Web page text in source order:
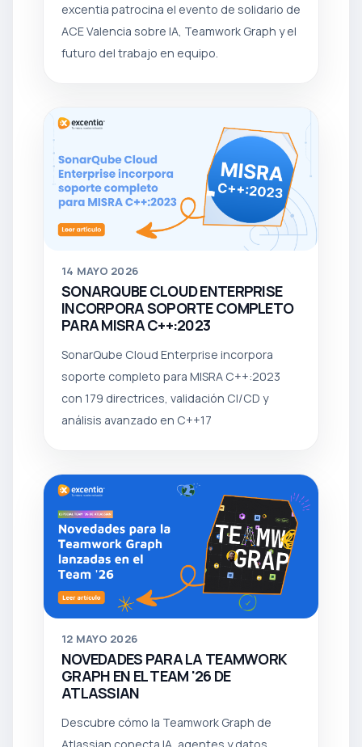
excentia patrocina el evento de solidario de
ACE Valencia sobre IA, Teamwork Graph y el
futuro del trabajo en equipo.
14 MAYO 2026
SONARQUBE CLOUD ENTERPRISE
INCORPORA SOPORTE COMPLETO
PARA MISRA C++:2023
SonarQube Cloud Enterprise incorpora
soporte completo para MISRA C++:2023
con 179 directrices, validación CI/CD y
análisis avanzado en C++17
12 MAYO 2026
NOVEDADES PARA LA TEAMWORK
GRAPH EN EL TEAM '26 DE
ATLASSIAN
Descubre cómo la Teamwork Graph de